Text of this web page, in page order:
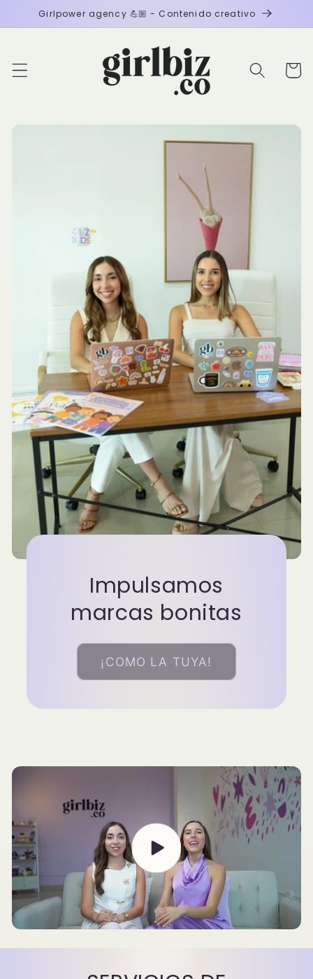
directamente
al contenido
Girlpower agency 💪🏼 - Contenido creativo
Carrito
Impulsamos
marcas bonitas
¡COMO LA TUYA!